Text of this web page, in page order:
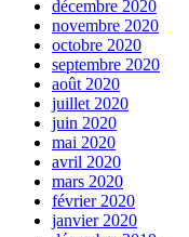
décembre 2020
novembre 2020
octobre 2020
septembre 2020
août 2020
juillet 2020
juin 2020
mai 2020
avril 2020
mars 2020
février 2020
janvier 2020